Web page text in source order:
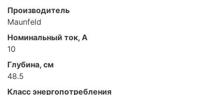
Производитель
Maunfeld
Номинальный ток, А
10
Глубина, см
48.5
Класс энергопотребления